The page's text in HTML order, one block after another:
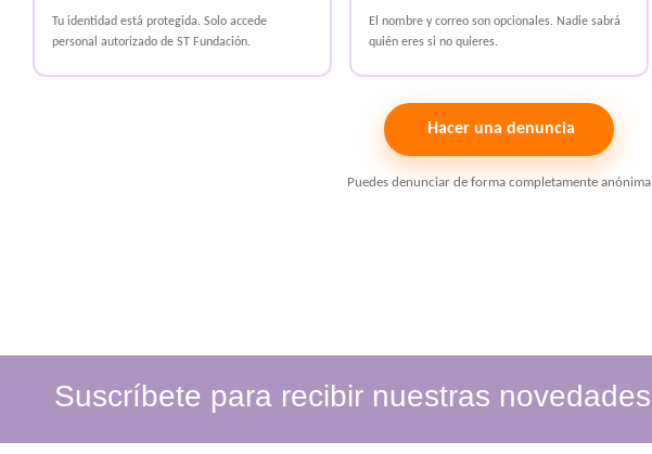
Tu identidad está protegida. Solo accede
personal autorizado de ST Fundación.
El nombre y correo son opcionales. Nadie sabrá
quién eres si no quieres.
Hacer una denuncia
Puedes denunciar de forma completamente anónima
Suscríbete para recibir nuestras novedades